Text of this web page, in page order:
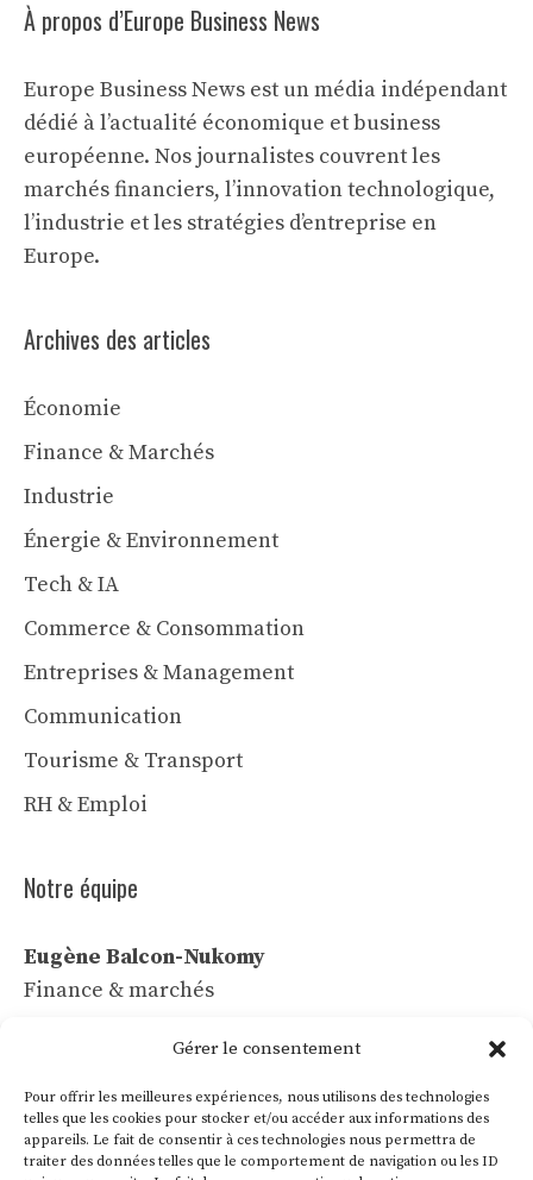
Gérer le consentement
Pour offrir les meilleures expériences, nous utilisons des technologies
telles que les cookies pour stocker et/ou accéder aux informations des
appareils. Le fait de consentir à ces technologies nous permettra de
traiter des données telles que le comportement de navigation ou les ID
À propos d’Europe Business News
Europe Business News est un média indépendant
dédié à l’actualité économique et business
européenne. Nos journalistes couvrent les
marchés financiers, l’innovation technologique,
l’industrie et les stratégies d’entreprise en
Europe.
Archives des articles
Économie
Finance & Marchés
Industrie
Énergie & Environnement
Tech & IA
Commerce & Consommation
Entreprises & Management
Communication
Tourisme & Transport
RH & Emploi
Notre équipe
Eugène Balcon-Nukomy
Finance & marchés
Léa Voss
Commerce & communication